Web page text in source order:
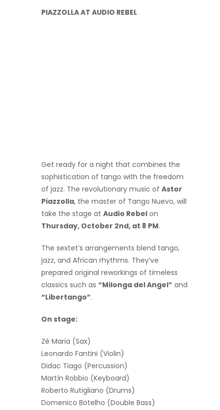
PIAZZOLLA AT AUDIO REBEL
Get ready for a night that combines the
sophistication of tango with the freedom
of jazz. The revolutionary music of Astor
Piazzolla, the master of Tango Nuevo, will
take the stage at Audio Rebel on
Thursday, October 2nd, at 8 PM.
The sextet’s arrangements blend tango,
jazz, and African rhythms. They’ve
prepared original reworkings of timeless
classics such as “Milonga del Angel” and
“Libertango”.
On stage:
Zé Maria (Sax)
Leonardo Fantini (Violin)
Didac Tiago (Percussion)
Martín Robbio (Keyboard)
Roberto Rutigliano (Drums)
Domenico Botelho (Double Bass)